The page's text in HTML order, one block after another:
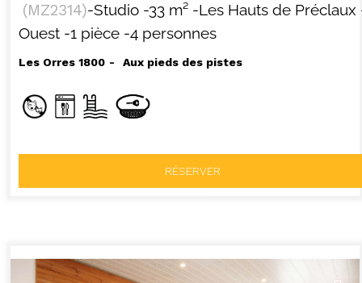
(MZ2314)-Studio -33 m² -Les Hauts de Préclaux
Ouest -1 pièce -4 personnes
Les Orres 1800 Aux pieds des pistes
RÉSERVER